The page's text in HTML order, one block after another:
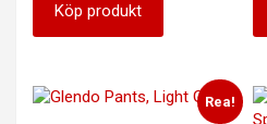
Köp produkt
Rea!